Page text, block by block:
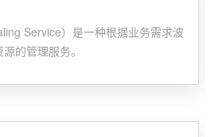
Service）是一种根据业务需求波
的管理服务。